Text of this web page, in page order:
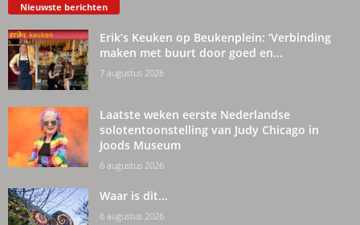
Nieuwste berichten
Erik’s Keuken op Beukenplein: ‘Verbinding
maken met buurt door goed en...
7 augustus 2026
Laatste weken eerste Nederlandse
solotentoonstelling van Judy Chicago in
Joods Museum
6 augustus 2026
Waar is dit…
6 augustus 2026